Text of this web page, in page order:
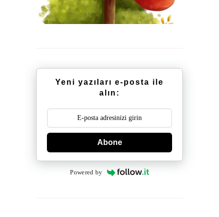
Yeni yazıları e-posta ile
alın:
Abone
Powered by